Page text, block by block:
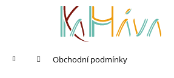
Domů Obchodní podmínky
obchodu
obchodu